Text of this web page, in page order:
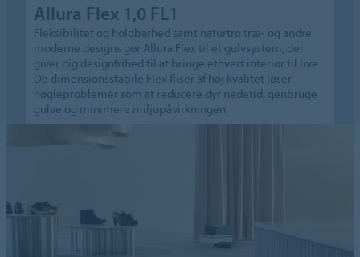
Allura Flex 1,0 FL1
Fleksibilitet og holdbarhed samt naturtro træ- og andre
moderne designs gør Allura Flex til et gulvsystem, der
giver dig designfrihed til at bringe ethvert interiør til live.
De dimensionsstabile Flex fliser af høj kvalitet løser
nøgleproblemer som at reducere dyr nedetid, genbruge
gulve og minimere miljøpåvirkningen.